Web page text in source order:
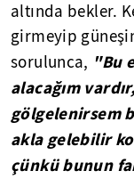
altında bekler.
girmeyip
sorulunca, "Bu
alacağım
gölgelenirsem
akla gelebilir
çünkü bunun